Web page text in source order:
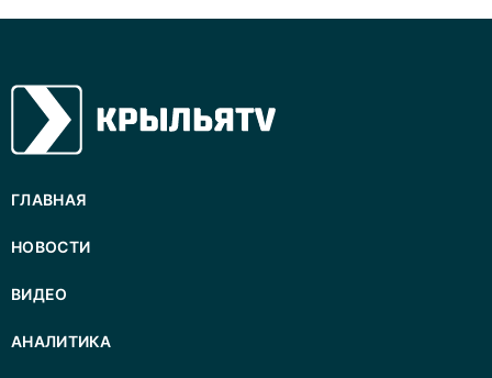
ГЛАВНАЯ
НОВОСТИ
ВИДЕО
АНАЛИТИКА